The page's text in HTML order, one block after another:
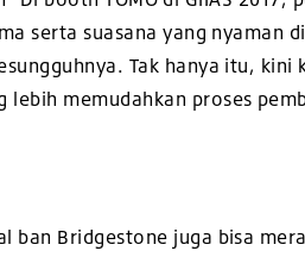
serta suasana yang nyaman
Tak hanya itu, kini
lebih memudahkan proses
ban Bridgestone juga bisa